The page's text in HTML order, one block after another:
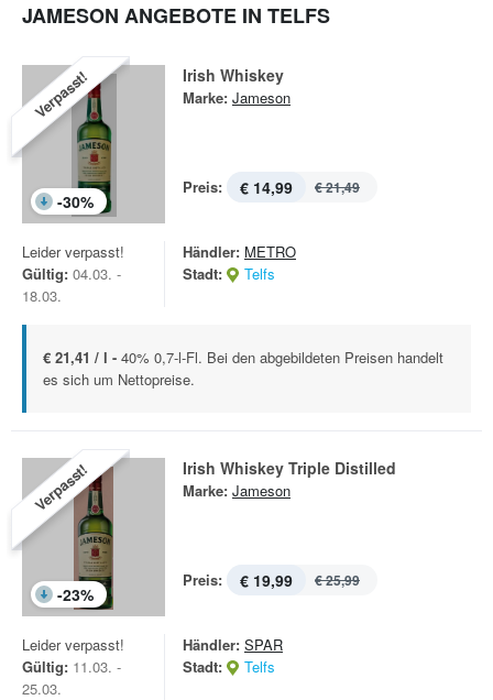
JAMESON ANGEBOTE IN TELFS
Verpasst!
-30%
Irish Whiskey
Marke: Jameson
Preis: € 14,99 € 21,49
Leider verpasst!
Gültig: 04.03. -
18.03.
Händler: METRO
Stadt:
Telfs
€ 21,41 / l - 40% 0,7-l-Fl. Bei den abgebildeten Preisen handelt
es sich um Nettopreise.
Verpasst!
-23%
Irish Whiskey Triple Distilled
Marke: Jameson
Preis: € 19,99 € 25,99
Leider verpasst!
Gültig: 11.03. -
25.03.
Händler: SPAR
Stadt:
Telfs